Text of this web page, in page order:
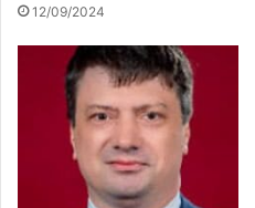
12/09/2024